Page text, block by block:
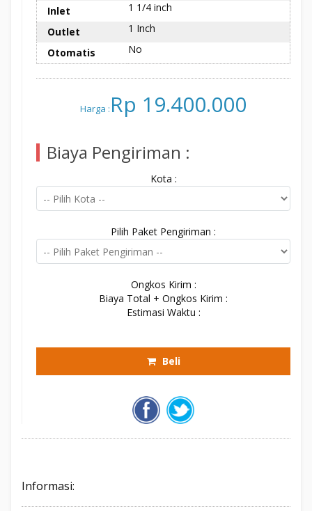
Inlet
1 1/4 inch
Outlet
1 Inch
Otomatis
No
Harga : Rp 19.400.000
Biaya Pengiriman :
Kota :
Pilih Paket Pengiriman :
Ongkos Kirim :
Biaya Total + Ongkos Kirim :
Estimasi Waktu :
Beli
Informasi: